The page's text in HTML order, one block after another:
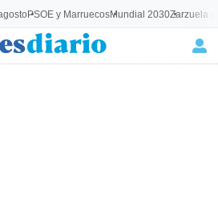
PSOE y MarruecosMundial 2030Zarzuela